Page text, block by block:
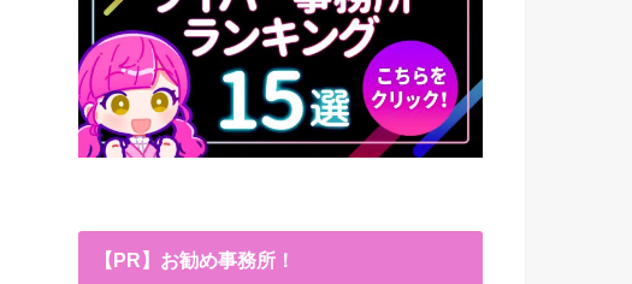
【PR】お勧め事務所！